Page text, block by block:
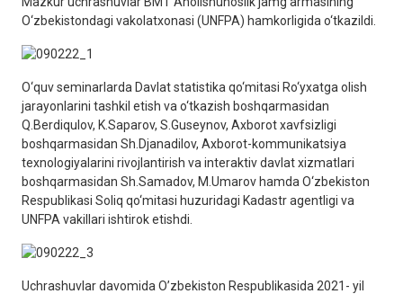
O‘zbekistondagi vakolatxonasi (UNFPA) hamkorligida o‘tkazildi.
O‘quv seminarlarda Davlat statistika qo‘mitasi Ro‘yxatga olish
jarayonlarini tashkil etish va o‘tkazish boshqarmasidan
Q.Berdiqulov, K.Saparov, S.Guseynov, Axborot xavfsizligi
boshqarmasidan Sh.Djanadilov, Axborot-kommunikatsiya
texnologiyalarini rivojlantirish va interaktiv davlat xizmatlari
boshqarmasidan Sh.Samadov, M.Umarov hamda O‘zbekiston
Respublikasi Soliq qo‘mitasi huzuridagi Kadastr agentligi va
UNFPA vakillari ishtirok etishdi.
Uchrashuvlar davomida O’zbekiston Respublikasida 2021- yil